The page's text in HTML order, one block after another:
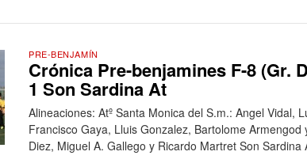
PRE-BENJAMÍN
Crónica Pre-benjamines F-8 (Gr.
1 Son Sardina At
Alineaciones: Atº Santa Monica del S.m.: Angel Vidal,
Francisco Gaya, Lluis Gonzalez, Bartolome
Diez, Miguel A. Gallego y Ricardo Martret Son